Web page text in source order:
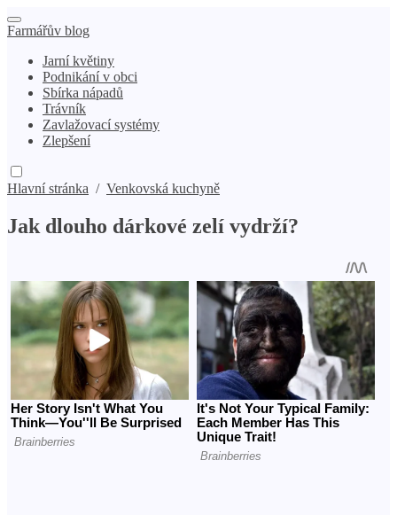
Farmářův blog
Jarní květiny
Podnikání v obci
Sbírka nápadů
Trávník
Zavlažovací systémy
Zlepšení
Hlavní stránka / Venkovská kuchyně
Jak dlouho dárkové zelí vydrží?